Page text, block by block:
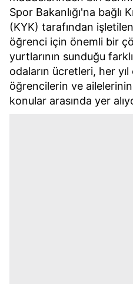
Spor Bakanlığı'na bağlı
(KYK) tarafından
öğrenci için önemli bir
yurtlarının sunduğu
odaların ücretleri, her
öğrencilerin ve
konular arasında yer